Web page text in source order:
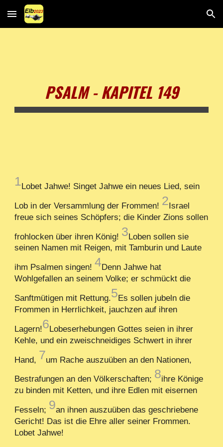
Skip to main content Skip to navigation
PSALM - KAPITEL 149
1Lobet Jahwe! Singet Jahwe ein neues Lied, sein
Lob in der Versammlung der Frommen! 2Israel
freue sich seines Schöpfers; die Kinder Zions sollen
frohlocken über ihren König! 3Loben sollen sie
seinen Namen mit Reigen, mit Tamburin und Laute
ihm Psalmen singen!4Denn Jahwe hat
Wohlgefallen an seinem Volke; er schmückt die
Sanftmütigen mit Rettung.5Es sollen jubeln die
Frommen in Herrlichkeit, jauchzen auf ihren
Lagern!6Lobeserhebungen Gottes seien in ihrer
Kehle, und ein zweischneidiges Schwert in ihrer
Hand, 7um Rache auszuüben an den Nationen,
Bestrafungen an den Völkerschaften; 8ihre Könige
zu binden mit Ketten, und ihre Edlen mit eisernen
Fesseln; 9an ihnen auszuüben das geschriebene
Gericht! Das ist die Ehre aller seiner Frommen.
Lobet Jahwe!